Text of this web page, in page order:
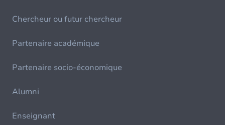
Chercheur ou futur chercheur
Partenaire académique
Partenaire socio-économique
Alumni
Enseignant